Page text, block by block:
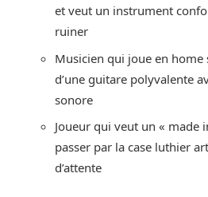
et veut un instrument
ruiner
Musicien qui joue en home
d’une guitare polyvalente
sonore
Joueur qui veut un « made
passer par la case luthier
d’attente